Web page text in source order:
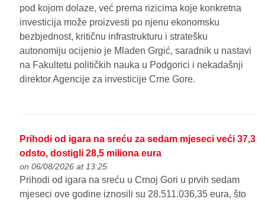
pod kojom dolaze, već prema rizicima koje konkretna
investicija može proizvesti po njenu ekonomsku
bezbjednost, kritičnu infrastrukturu i stratešku
autonomiju ocijenio je Mladen Grgić, saradnik u nastavi
na Fakultetu političkih nauka u Podgorici i nekadašnji
direktor Agencije za investicije Crne Gore.
Prihodi od igara na sreću za sedam mjeseci veći 37,3
odsto, dostigli 28,5 miliona eura
on 06/08/2026 at 13:25
Prihodi od igara na sreću u Crnoj Gori u prvih sedam
mjeseci ove godine iznosili su 28.511.036,35 eura, što